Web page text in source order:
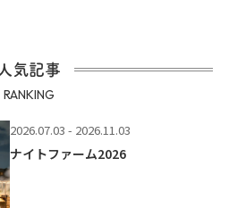
人気記事
RANKING
2026.07.03 - 2026.11.03
ナイトファーム2026